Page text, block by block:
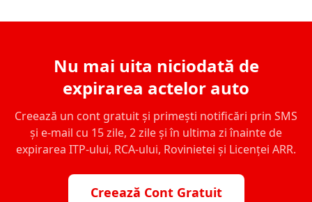
Nu mai uita niciodată de
expirarea actelor auto
Creează un cont gratuit și primești notificări prin SMS
și e-mail cu 15 zile, 2 zile și în ultima zi înainte de
expirarea ITP-ului, RCA-ului, Rovinietei și Licenței ARR.
Creează Cont Gratuit